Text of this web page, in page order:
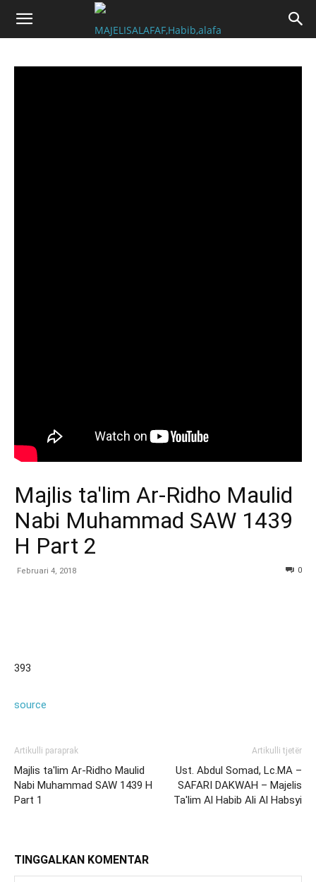
Majlis ta'lim Ar-Ridho Maulid
Nabi Muhammad SAW 1439
H Part 2
Februari 4, 2018 0
393
source
Artikulli paraprak
Majlis ta'lim Ar-Ridho Maulid
Nabi Muhammad SAW 1439 H
Part 1
Artikulli tjetër
Ust. Abdul Somad, Lc.MA –
SAFARI DAKWAH – Majelis
Ta'lim Al Habib Ali Al Habsyi
TINGGALKAN KOMENTAR